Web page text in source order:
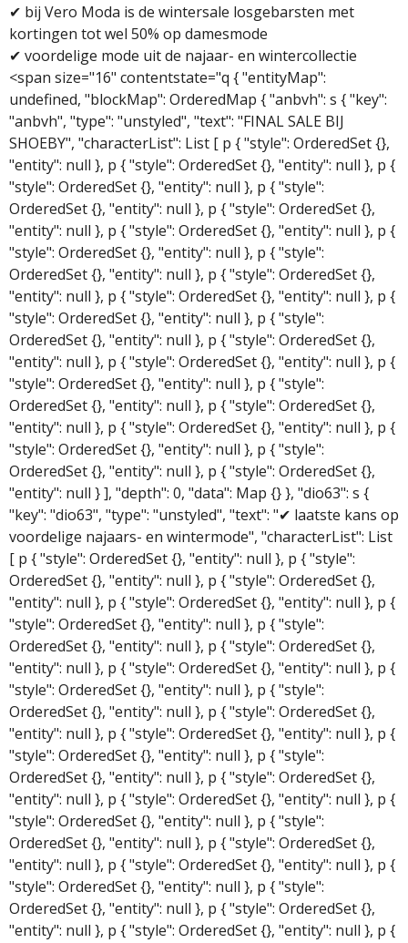
✔ bij Vero Moda is de wintersale losgebarsten met
kortingen tot wel 50% op damesmode
✔ voordelige mode uit de najaar- en wintercollectie
<span size="16" contentstate="q { "entityMap":
undefined, "blockMap": OrderedMap { "anbvh": s { "key":
"anbvh", "type": "unstyled", "text": "FINAL SALE BIJ
SHOEBY", "characterList": List [ p { "style": OrderedSet {},
"entity": null }, p { "style": OrderedSet {}, "entity": null }, p {
"style": OrderedSet {}, "entity": null }, p { "style":
OrderedSet {}, "entity": null }, p { "style": OrderedSet {},
"entity": null }, p { "style": OrderedSet {}, "entity": null }, p {
"style": OrderedSet {}, "entity": null }, p { "style":
OrderedSet {}, "entity": null }, p { "style": OrderedSet {},
"entity": null }, p { "style": OrderedSet {}, "entity": null }, p {
"style": OrderedSet {}, "entity": null }, p { "style":
OrderedSet {}, "entity": null }, p { "style": OrderedSet {},
"entity": null }, p { "style": OrderedSet {}, "entity": null }, p {
"style": OrderedSet {}, "entity": null }, p { "style":
OrderedSet {}, "entity": null }, p { "style": OrderedSet {},
"entity": null }, p { "style": OrderedSet {}, "entity": null }, p {
"style": OrderedSet {}, "entity": null }, p { "style":
OrderedSet {}, "entity": null }, p { "style": OrderedSet {},
"entity": null } ], "depth": 0, "data": Map {} }, "dio63": s {
"key": "dio63", "type": "unstyled", "text": "✔ laatste kans op
voordelige najaars- en wintermode", "characterList": List
[ p { "style": OrderedSet {}, "entity": null }, p { "style":
OrderedSet {}, "entity": null }, p { "style": OrderedSet {},
"entity": null }, p { "style": OrderedSet {}, "entity": null }, p {
"style": OrderedSet {}, "entity": null }, p { "style":
OrderedSet {}, "entity": null }, p { "style": OrderedSet {},
"entity": null }, p { "style": OrderedSet {}, "entity": null }, p {
"style": OrderedSet {}, "entity": null }, p { "style":
OrderedSet {}, "entity": null }, p { "style": OrderedSet {},
"entity": null }, p { "style": OrderedSet {}, "entity": null }, p {
"style": OrderedSet {}, "entity": null }, p { "style":
OrderedSet {}, "entity": null }, p { "style": OrderedSet {},
"entity": null }, p { "style": OrderedSet {}, "entity": null }, p {
"style": OrderedSet {}, "entity": null }, p { "style":
OrderedSet {}, "entity": null }, p { "style": OrderedSet {},
"entity": null }, p { "style": OrderedSet {}, "entity": null }, p {
"style": OrderedSet {}, "entity": null }, p { "style":
OrderedSet {}, "entity": null }, p { "style": OrderedSet {},
"entity": null }, p { "style": OrderedSet {}, "entity": null }, p {